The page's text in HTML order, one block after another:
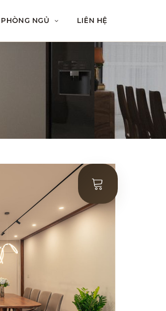
PHÒNG NGỦ LIÊN HỆ